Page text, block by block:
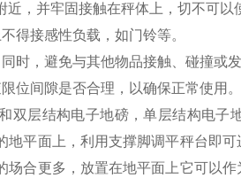
，并牢固接触在秤体上，切不可以
得接感性负载，如门铃等。
时，避免与其他物品接触、碰撞或
位间隙是否合理，以确保正常使用。
双层结构电子地磅，单层结构电
地平面上，利用支撑脚调平秤台即
场合更多，放置在地平面上它可以